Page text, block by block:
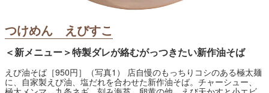
つけめん えびすこ
＜新メニュー＞特製ダレが絡むがっつきたい新作油そば
えび油そば［950円］（写真1） 店自慢のもっちりコシのある極太麺
に、自家製えび油、塩だれを合わせた新作油そば。チャーシュー、